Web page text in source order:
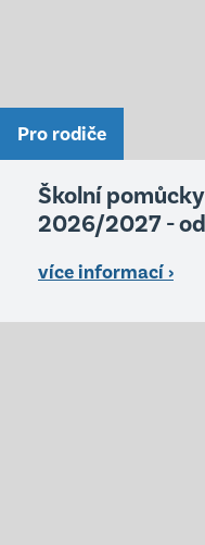
Pro rodiče
Školní
2026/2027 -
více informací ›